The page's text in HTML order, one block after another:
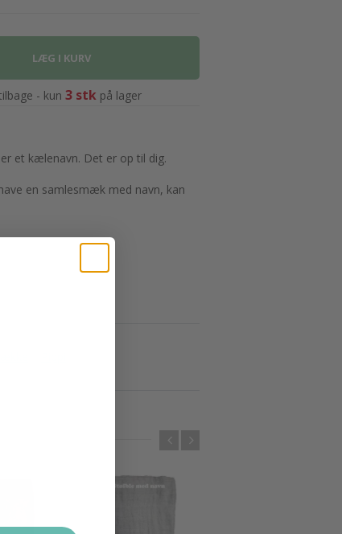
- kun 3 stkpå lager
et kælenavn. Det er op til dig.
en samlesmæk med navn, kan